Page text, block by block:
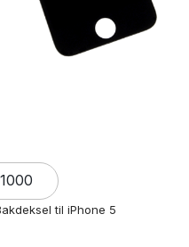
til iPhone 5